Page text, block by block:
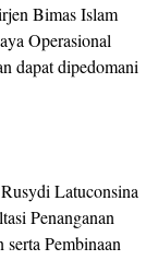
Bimas Islam
Operasional
dapat dipedomani
Latuconsina
Penanganan
Pembinaan